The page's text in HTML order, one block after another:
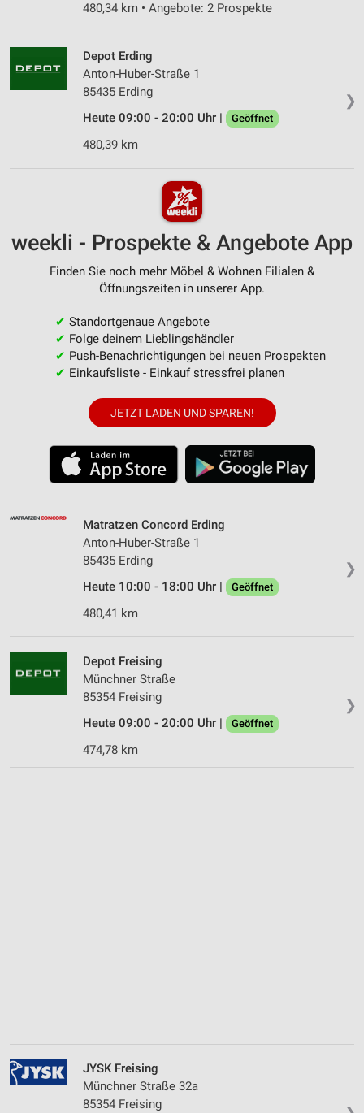
480,34 km • Angebote: 2 Prospekte
❯
Depot Erding
Anton-Huber-Straße 1
85435 Erding
Heute 09:00 - 20:00 Uhr |
Geöffnet
480,39 km
weekli - Prospekte & Angebote App
Finden Sie noch mehr Möbel & Wohnen Filialen &
Öffnungszeiten in unserer App.
✔ Standortgenaue Angebote
✔ Folge deinem Lieblingshändler
✔ Push-Benachrichtigungen bei neuen Prospekten
✔ Einkaufsliste - Einkauf stressfrei planen
JETZT LADEN UND SPAREN!
❯
Matratzen Concord Erding
Anton-Huber-Straße 1
85435 Erding
Heute 10:00 - 18:00 Uhr |
Geöffnet
480,41 km
❯
Depot Freising
Münchner Straße
85354 Freising
Heute 09:00 - 20:00 Uhr |
Geöffnet
474,78 km
JYSK Freising
Münchner Straße 32a
85354 Freising